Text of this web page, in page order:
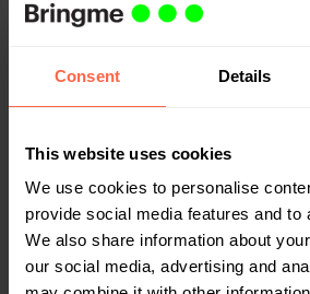
Consent Details
This website uses cookies
We use cookies to personalise
provide social media features and to
We also share information about
our social media, advertising and
Gerelateerd